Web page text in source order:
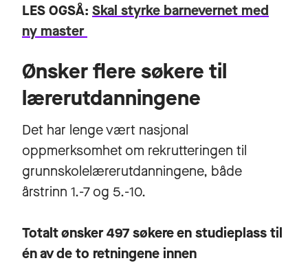
LES OGSÅ: Skal styrke barnevernet med
ny master
Ønsker flere søkere til
lærerutdanningene
Det har lenge vært nasjonal
oppmerksomhet om rekrutteringen til
grunnskolelærerutdanningene, både
årstrinn 1.-7 og 5.-10.
Totalt ønsker 497 søkere en studieplass til
én av de to retningene innen